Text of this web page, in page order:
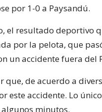
por 1-0 a Paysandú.
el resultado deportivo
por la pelota, que
un accidente fuera del
que, de acuerdo a
este accidente. Lo
minutos.